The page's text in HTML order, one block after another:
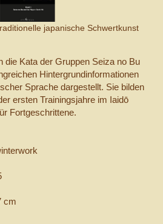
japanische Schwertkunst
die Kata der Gruppen Seiza no Bu
Hintergrundinformationen
Sprache dargestellt. Sie bilden
ersten Trainingsjahre im Iaidō
Fortgeschrittene.
cm